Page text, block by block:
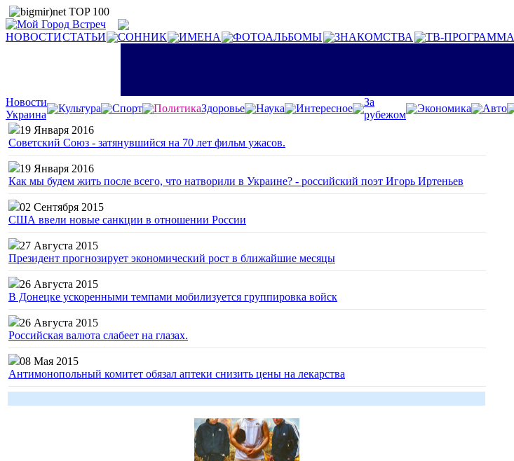
НОВОСТИСТАТЬИ СОННИК ИМЕНА ФОТОАЛЬБОМЫ ЗНАКОМСТВА ТВ-ПРОГРАММА
Новости
Украина
Культура Спорт ПолитикаЗдоровье Наука Интересное
За
рубежом
Экономика
Авто
19 Января 2016
Советский Союз - затянувшийся на 70 лет фильм ужасов.
19 Января 2016
Как мы будем жить после всего, что натворили в Украине? - российский поэт Игорь Иртеньев
02 Сентября 2015
США ввели новые санкции в отношении России
27 Августа 2015
Президент прогнозирует экономический рост в ближайшие месяцы
26 Августа 2015
В Донецке ускоренными темпами мобилизуется группировка войск
26 Августа 2015
Российская валюта слабеет на глазах.
08 Мая 2015
Антимонопольный комитет обязал аптеки снизить цены на лекарства